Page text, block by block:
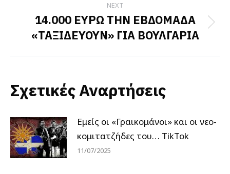
NEXT
Next
post:
14.000 ΕΥΡΩ ΤΗΝ ΕΒΔΟΜΑΔΑ
«ΤΑΞΙΔΕΥΟΥΝ» ΓΙΑ ΒΟΥΛΓΑΡΙΑ
Σχετικές Αναρτήσεις
Εμείς οι «Γραικομάνοι» και οι νεο-
κομιτατζήδες του… TikTok
11/07/2025